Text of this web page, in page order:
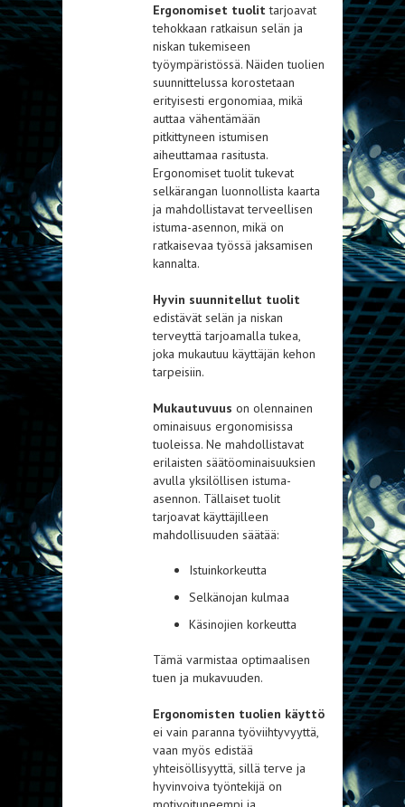
Ergonomiset tuolit tarjoavat
tehokkaan ratkaisun selän ja
niskan tukemiseen
työympäristössä. Näiden tuolien
suunnittelussa korostetaan
erityisesti ergonomiaa, mikä
auttaa vähentämään
pitkittyneen istumisen
aiheuttamaa rasitusta.
Ergonomiset tuolit tukevat
selkärangan luonnollista kaarta
ja mahdollistavat terveellisen
istuma-asennon, mikä on
ratkaisevaa työssä jaksamisen
kannalta.
Hyvin suunnitellut tuolit
edistävät selän ja niskan
terveyttä tarjoamalla tukea,
joka mukautuu käyttäjän kehon
tarpeisiin.
Mukautuvuus on olennainen
ominaisuus ergonomisissa
tuoleissa. Ne mahdollistavat
erilaisten säätöominaisuuksien
avulla yksilöllisen istuma-
asennon. Tällaiset tuolit
tarjoavat käyttäjilleen
mahdollisuuden säätää:
Istuinkorkeutta
Selkänojan kulmaa
Käsinojien korkeutta
Tämä varmistaa optimaalisen
tuen ja mukavuuden.
Ergonomisten tuolien käyttö
ei vain paranna työviihtyvyyttä,
vaan myös edistää
yhteisöllisyyttä, sillä terve ja
hyvinvoiva työntekijä on